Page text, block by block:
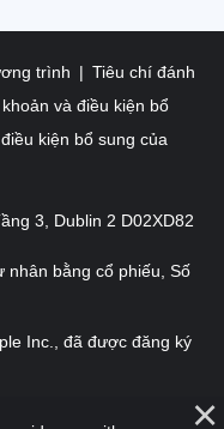
trình
Tiêu chí đánh
và điều kiện bổ
kiện bổ sung của
3, Dublin 2 D02XD82
nhân bằng cổ phiếu, Số
Inc., đã được đăng ký